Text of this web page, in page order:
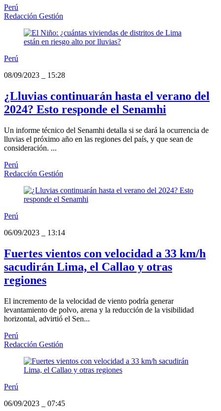
Perú
Redacción Gestión
Perú
08/09/2023
15:28
¿Lluvias continuarán hasta el verano del
2024? Esto responde el Senamhi
Un informe técnico del Senamhi detalla si se dará la ocurrencia de
lluvias el próximo año en las regiones del país, y que sean de
consideración. ...
Perú
Redacción Gestión
Perú
06/09/2023
13:14
Fuertes vientos con velocidad a 33 km/h
sacudirán Lima, el Callao y otras
regiones
El incremento de la velocidad de viento podría generar
levantamiento de polvo, arena y la reducción de la visibilidad
horizontal, advirtió el Sen...
Perú
Redacción Gestión
Perú
06/09/2023
07:45